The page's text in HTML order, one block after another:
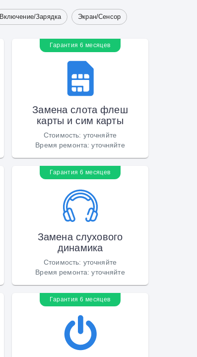
Включение/Зарядка Экран/Сенсор
Гарантия 6 месяцев
Замена слота флеш
карты и сим карты
Стоимость: уточняйте
Время ремонта:уточняйте
Гарантия 6 месяцев
Замена слухового
динамика
Стоимость: уточняйте
Время ремонта:уточняйте
Гарантия 6 месяцев